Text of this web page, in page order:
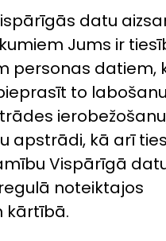
datu
Jums ir
personas datiem,
to
apstrādi, kā arī
Vispārīgā
noteiktajos
kārtībā.